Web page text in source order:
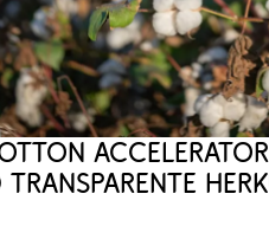
transparente